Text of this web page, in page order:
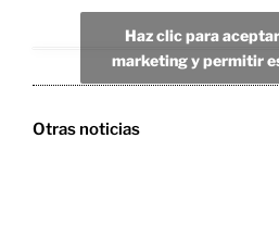
Haz clic para
marketing y permitir
Otras noticias